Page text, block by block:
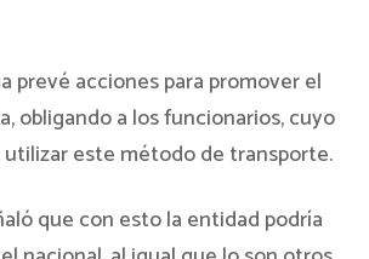
prevé acciones para promover el
obligando a los funcionarios, cuyo
este método de transporte.
que con esto la entidad podría